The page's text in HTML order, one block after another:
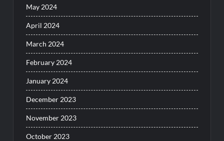
May 2024
April 2024
March 2024
February 2024
January 2024
December 2023
November 2023
October 2023